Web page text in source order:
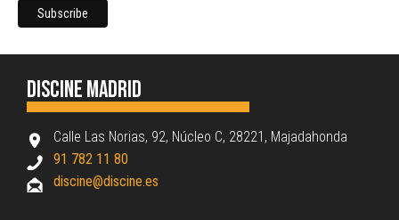
Discine Madrid
Calle Las Norias, 92, Núcleo C, 28221, Majadahonda
91 782 11 80
discine@discine.es